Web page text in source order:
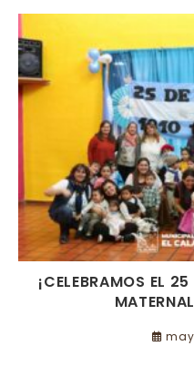
¡CELEBRAMOS EL